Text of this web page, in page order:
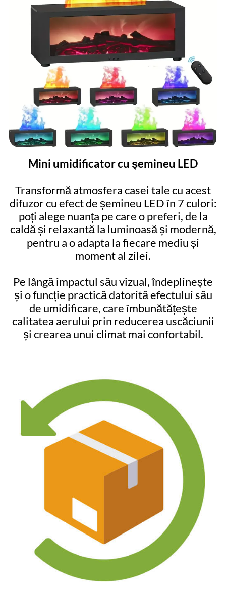
Mini umidificator cu șemineu LED
Transformă atmosfera casei tale cu acest
difuzor cu efect de șemineu LED în 7 culori:
poți alege nuanța pe care o preferi, de la
caldă și relaxantă la luminoasă și modernă,
pentru a o adapta la fiecare mediu și
moment al zilei.
Pe lângă impactul său vizual, îndeplinește
și o funcție practică datorită efectului său
de umidificare, care îmbunătățește
calitatea aerului prin reducerea uscăciunii
și crearea unui climat mai confortabil.